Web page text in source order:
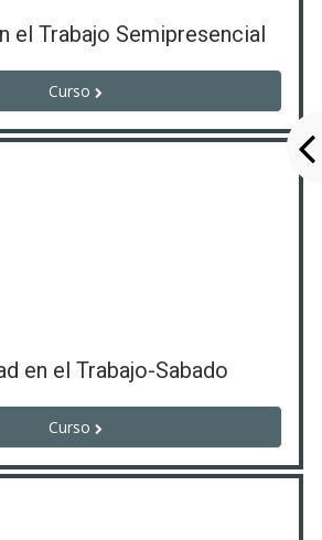
el Trabajo Semipresencial
Curso
en el Trabajo-Sabado
Curso